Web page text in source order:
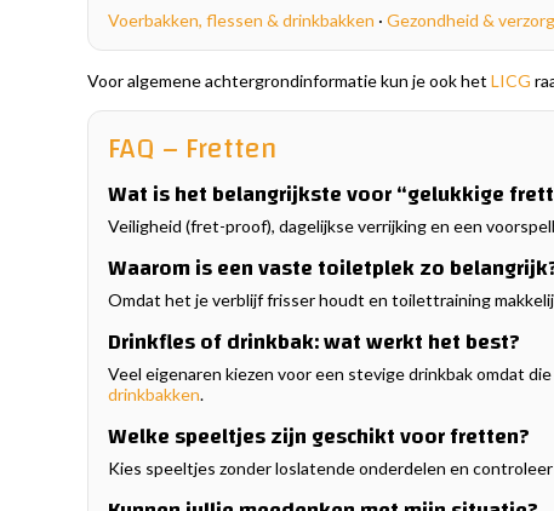
Voerbakken, flessen & drinkbakken · Gezondheid &
Voor algemene achtergrondinformatie kun je ook het LICG
FAQ – Fretten
Wat is het belangrijkste voor “gelukkige
Veiligheid (fret-proof), dagelijkse verrijking en een
Waarom is een vaste toiletplek zo
Omdat het je verblijf frisser houdt en toilettraining
Drinkfles of drinkbak: wat werkt het best?
Veel eigenaren kiezen voor een stevige drinkbak omdat
drinkbakken.
Welke speeltjes zijn geschikt voor fretten?
Kies speeltjes zonder loslatende onderdelen en